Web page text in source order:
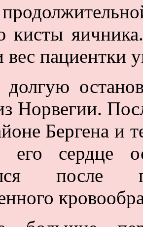
кисты
вес пациентки
Норвегии.
Бергена и
сердце
после